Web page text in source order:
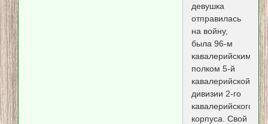
девушка
отправилась
на войну,
была 96-м
кавалерийским
полком 5-й
кавалерийской
дивизии 2-го
кавалерийского
корпуса. Свой